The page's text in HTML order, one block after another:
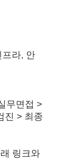
프라, 안
무면접 >
진 > 최종
링크와